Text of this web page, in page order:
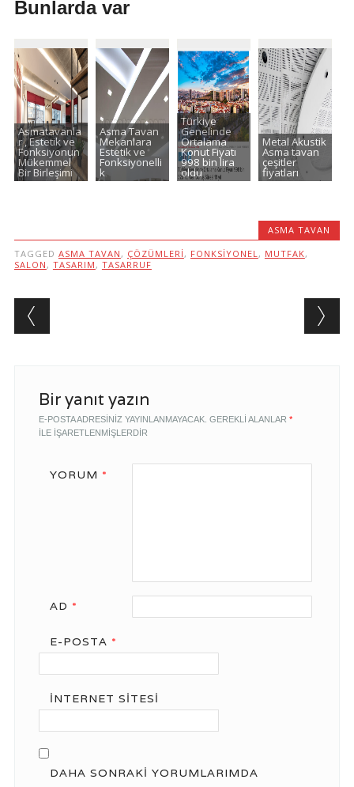
Bunlarda var
Asmatavanla
r , Estetik ve
Fonksiyonun
Mükemmel
Bir Birleşimi
Asma Tavan
Mekanlara
Estetik ve
Fonksiyonelli
k
Türkiye
Genelinde
Ortalama
Konut Fiyatı
998 bin lira
oldu
Metal Akustik
Asma tavan
çeşitler
fiyatları
ASMA TAVAN
TAGGED ASMA TAVAN , ÇÖZÜMLERI , FONKSIYONEL , MUTFAK,
SALON , TASARIM , TASARRUF
Post navigation
Bir yanıt yazın
E-POSTA ADRESINIZ YAYINLANMAYACAK. GEREKLI ALANLAR *
ILE IŞARETLENMIŞLERDIR
YORUM *
AD *
E-POSTA *
İNTERNET SITESI
DAHA SONRAKI YORUMLARIMDA